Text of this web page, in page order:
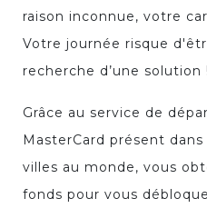
raison inconnue, votre
Votre journée risque
recherche d’une solution
Grâce au service de
MasterCard présent
villes au monde, vous
fonds pour vous